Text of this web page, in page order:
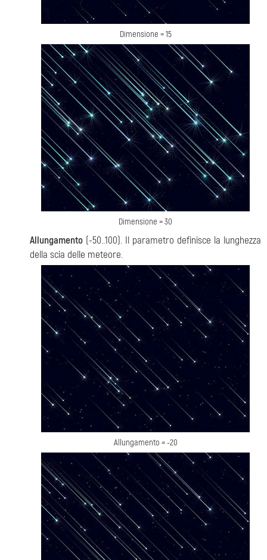
Dimensione = 15
Dimensione = 30
Allungamento (-50..100). Il parametro definisce la lunghezza
della scia delle meteore.
Allungamento = -20